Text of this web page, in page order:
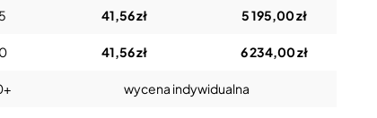
41,56 zł 5 195,00 zł
41,56 zł 6 234,00 zł
wycena indywidualna